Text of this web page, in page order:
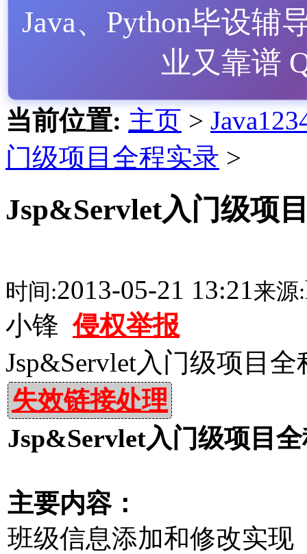
Java、Python毕设辅
业又靠谱
当前位置: 主页 >
门级项目全程实录 >
Jsp&Servlet入门级项
时间:2013-05-21 13:21来源:
小锋侵权举报
Jsp&Servlet入门级项目
失效链接处理
Jsp&Servlet入门级项目
主要内容：
班级信息添加和修改实现